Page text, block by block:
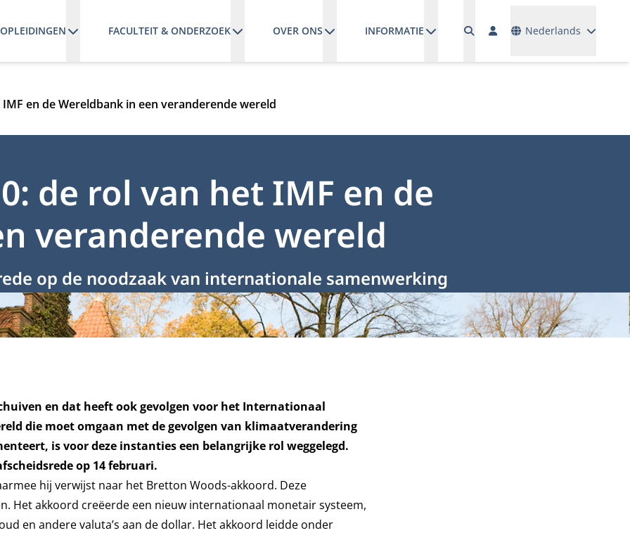
OPLEIDINGEN FACULTEIT & ONDERZOEK OVER ONS INFORMATIE Nederlands
en de Wereldbank in een veranderende wereld
de rol van het IMF en de
veranderende wereld
op de noodzaak van internationale samenwerking
en dat heeft ook gevolgen voor het Internationaal
die moet omgaan met de gevolgen van klimaatverandering
is voor deze instanties een belangrijke rol weggelegd.
op 14 februari.
hij verwijst naar het Bretton Woods-akkoord. Deze
Het akkoord creëerde een nieuw internationaal monetair systeem,
en andere valuta’s aan de dollar. Het akkoord leidde onder